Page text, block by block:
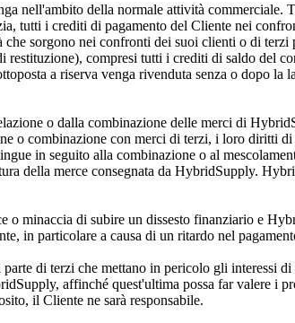
nell'ambito della normale attività commerciale.
tutti i crediti di pagamento del Cliente nei
sorgono nei confronti dei suoi clienti o di
compresi tutti i crediti di saldo del
a riserva venga rivenduta senza o dopo la
o dalla combinazione delle merci di
o combinazione con merci di terzi, i loro diritti
in seguito alla combinazione o al
della merce consegnata da HybridSupply.
minaccia di subire un dissesto finanziario e
in particolare a causa di un ritardo nel
di terzi che mettano in pericolo gli interessi
affinché quest'ultima possa far valere i
il Cliente ne sarà responsabile.